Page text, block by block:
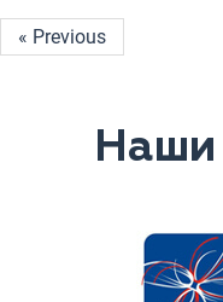
« Previous
Наши